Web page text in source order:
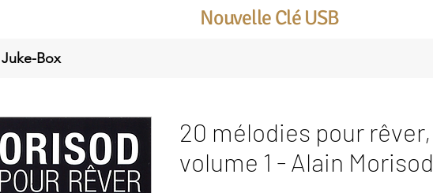
Nouvelle Clé USB
Juke-Box
20 mélodies pour rêver,
volume 1 - Alain Morisod